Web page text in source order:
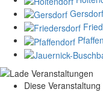
Gersdorf
Diese